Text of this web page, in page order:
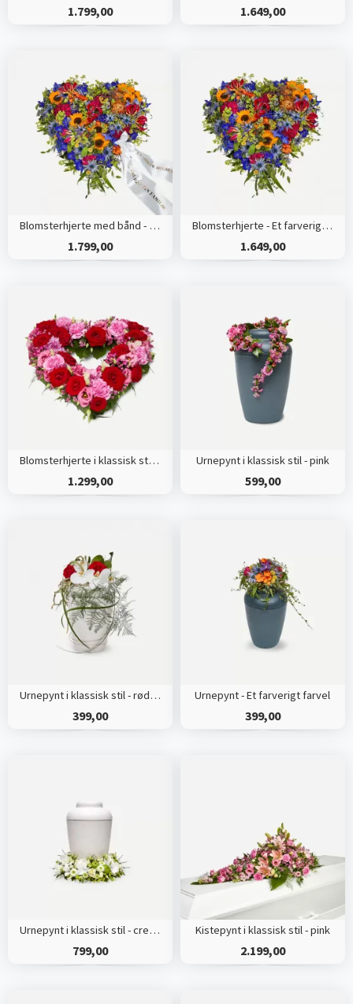
1.799,00 1.649,00
Blomsterhjerte med bånd - Et farverigt farvel
1.799,00
Blomsterhjerte - Et farverigt farvel
1.649,00
Blomsterhjerte i klassisk stil - pink
1.299,00
Urnepynt i klassisk stil - pink
599,00
Urnepynt i klassisk stil - rød og hvid
399,00
Urnepynt - Et farverigt farvel
399,00
Urnepynt i klassisk stil - creme
799,00
Kistepynt i klassisk stil - pink
2.199,00